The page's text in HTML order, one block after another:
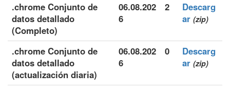
.chrome Conjunto de
datos detallado
(Completo)
06.08.202
6
2
Descarg
ar (zip)
.chrome Conjunto de
datos detallado
(actualización diaria)
06.08.202
6
0
Descarg
ar (zip)